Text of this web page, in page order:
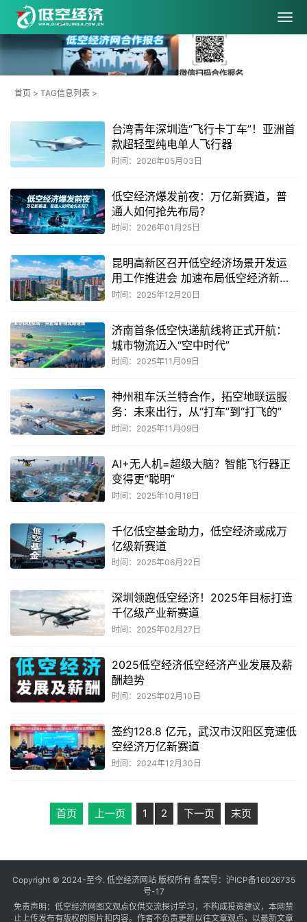
首页 > TAG信息列表 >
台湾青年深圳造“飞行卡丁车”！亚洲首
款超轻型纯电单人飞行器
时间：2026年05月03日
低空经济爆发前夜：万亿新赛道，普
通人如何抢先布局？
时间：2026年01月25日
昆明高新区召开低空经济场景开发运
用工作推进会 加速布局低空经济新赛
道
时间：2025年12月20日
济南首条低空快递航线将正式开航：
城市物流迈入“空中时代”
时间：2025年11月09日
神州租车沃兰特合作，拓空地联运服
务：未来出行，从“打车”到“打飞的”
时间：2025年11月09日
AI+无人机=超级大脑？智能飞行器正
变得更“聪明”
时间：2025年10月19日
千亿低空基金助力，低空经济或成万
亿级新赛道
时间：2025年06月22日
深圳领跑低空经济！2025年目标打造
千亿级产业新赛道
时间：2025年02月27日
2025低空经济低空经济产业发展及薪
酬趋势
时间：2025年02月10日
签约128.8 亿元，武汉市汉阳区竞速低
空经济万亿新赛道
时间：2024年12月30日
首页 上一页 1 2 下一页 末页
Copyright © 2024-至今. 低空经济网站 版权所有 备案号： 沪ICP备16026735
号-17
免责声明：低空经济网图文观点仅供交流探讨学习，不构成投资建议，本网禁
止上传发布有版权的图片和内容。作者不负责更新以往文章观点，以最新文章